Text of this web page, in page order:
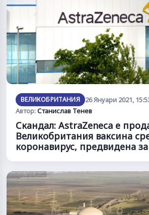
ВЕЛИКОБРИТАНИЯ
26 Януари 2021,
Автор:Станислав Тенев
Скандал: AstraZeneca е
Великобритания ваксина
коронавирус, предвидена